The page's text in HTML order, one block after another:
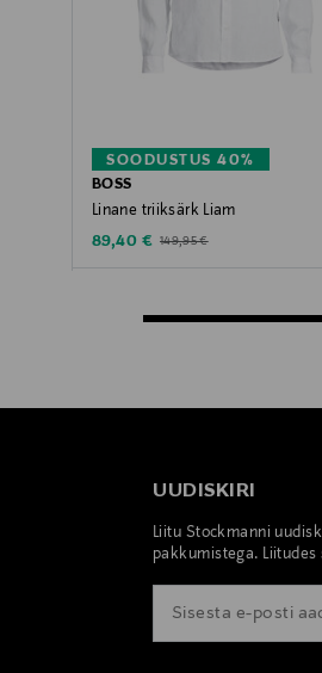
SOODUSTUS 40%
BOSS
Linane triiksärk Liam
Discounted Price
89,40 € Original Price
149,95 €
UUDISKIRI
Liitu Stockmanni
pakkumistega. Liitudes